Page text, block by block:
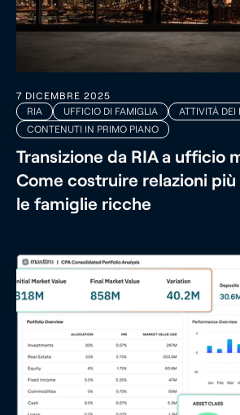
7 DICEMBRE 2025
RIA
UFFICIO DI FAMIGLIA
ATTIVITÀ DEI
CONTENUTI IN PRIMO PIANO
Transizione da RIA a ufficio
Come costruire relazioni
le famiglie ricche